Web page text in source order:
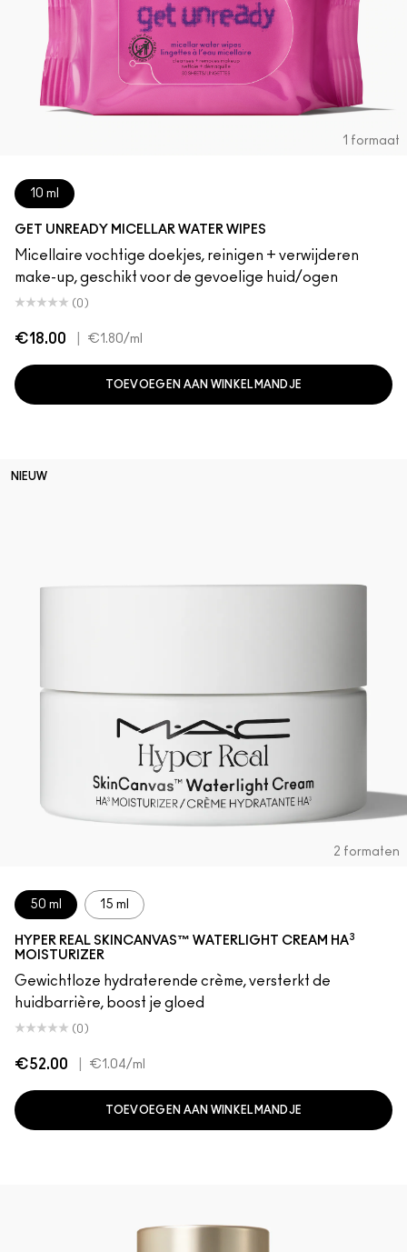
1 formaat
10 ml
GET UNREADY MICELLAR WATER WIPES
Micellaire vochtige doekjes, reinigen + verwijderen
make-up, geschikt voor de gevoelige huid/ogen
(0)
€18.00 €1.80/ml
TOEVOEGEN AAN WINKELMANDJE
NIEUW
2 formaten
50 ml 15 ml
HYPER REAL SKINCANVAS™ WATERLIGHT CREAM HA3
MOISTURIZER
Gewichtloze hydraterende crème, versterkt de
huidbarrière, boost je gloed
(0)
€52.00 €1.04/ml
TOEVOEGEN AAN WINKELMANDJE